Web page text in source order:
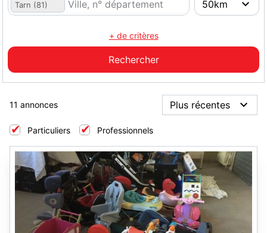
Tarn (81)
+ de critères
11 annonces
Particuliers Professionnels